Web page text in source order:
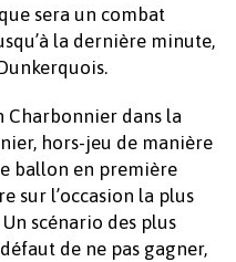
sera un combat
la dernière minute,
Charbonnier dans la
hors-jeu de manière
ballon en première
sur l’occasion la plus
scénario des plus
de ne pas gagner,